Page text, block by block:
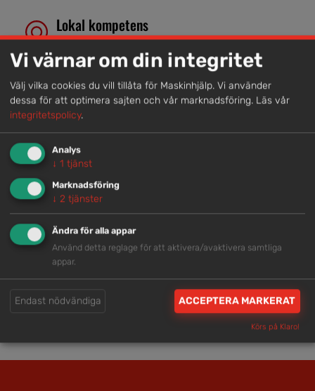
Lokal kompetens
helhetslösningar.
Snabb service
Vi har tillgänglig personal som är redo att hjälpa dig.
Trygg rådgivning
Våra hjälpsamma medarbetare är experter inom
branschen.
Brett och samlat utbud
Vi har en välsorterad maskinpark med hög
Vi värnar om din integritet
Välj vilka cookies du vill tillåta för Maskinhjälp. Vi använder
dessa för att optimera sajten och vår marknadsföring. Läs vår
integritetspolicy.
Analys
↓ 1 tjänst
Marknadsföring
↓ 2 tjänster
Ändra för alla appar
Använd detta reglage för att aktivera/avaktivera samtliga
appar.
Endast nödvändiga ACCEPTERA MARKERAT
Körs på Klaro!